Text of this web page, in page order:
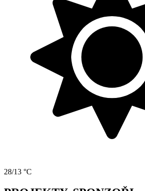
28/13 °C